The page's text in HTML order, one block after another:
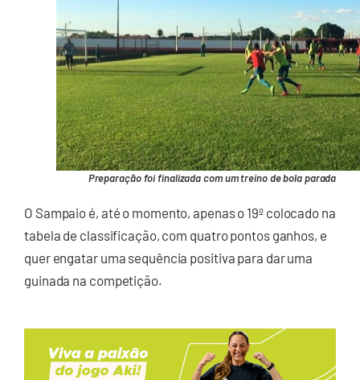
Preparação foi finalizada com um treino de bola parada
O Sampaio é, até o momento, apenas o 19º colocado na
tabela de classificação, com quatro pontos ganhos, e
quer engatar uma sequência positiva para dar uma
guinada na competição.